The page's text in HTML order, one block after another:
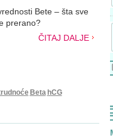
Bete – šta sve
prerano?
ČITAJ DALJE
Beta hCG